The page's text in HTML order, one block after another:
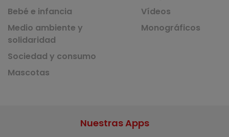
Bebé e infancia
Medio ambiente y
solidaridad
Sociedad y consumo
Mascotas
Vídeos
Monográficos
Nuestras Apps